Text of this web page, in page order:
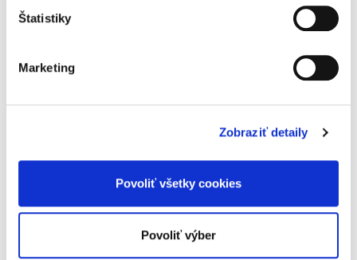
Štatistiky
Marketing
Zobraziť detaily
Povoliť všetky cookies
Povoliť výber
22,00 €
úpravy. Vedecký a súčasne aj praktický prínos
týchto nedostatkov. Autorka súčasne ponúka aj
Obchodná
spoločnosť v kríze